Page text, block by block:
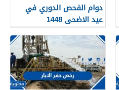
دوام الفحص الدوري في
عيد الاضحى 1448